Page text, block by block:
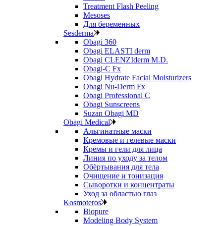
Treatment Flash Peeling
Mesoses
Для беременных
Sesderma
Obagi 360
Obagi ELASTI derm
Obagi CLENZIderm M.D.
Obagi-C Fx
Obagi Hydrate Facial Moisturizers
Obagi Nu-Derm Fx
Obagi Professional C
Obagi Sunscreens
Suzan Obagi MD
Obagi Medical
Альгинатные маски
Кремовые и гелевые маски
Кремы и гели для лица
Линия по уходу за телом
Обёртывания для тела
Очищение и тонизация
Сыворотки и концентраты
Уход за областью глаз
Kosmoteros
Biopure
Modeling Body System